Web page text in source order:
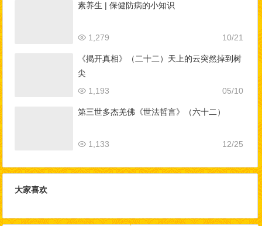
素养生 | 保健防病的小知识
10/21
1,279
《揭开真相》（二十二）天上的云突然掉到树
尖
05/10
1,193
第三世多杰羌佛《世法哲言》（六十二）
12/25
1,133
大家喜欢